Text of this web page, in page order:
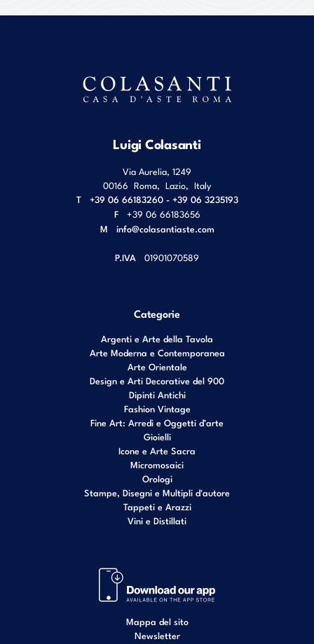
Luigi Colasanti
Via Aurelia, 1249
00166 Roma Lazio Italy
T
+39 06 66183260 - +39 06 3235193
F
+39 06 66183656
M info@colasantiaste.com
P.IVA 01901070589
Categorie
Argenti e Arte della Tavola
Arte Moderna e Contemporanea
Arte Orientale
Design e Arti Decorative del 900
Dipinti Antichi
Fashion Vintage
Fine Art: Arredi e Oggetti d’arte
Gioielli
Icone e Arte Sacra
Micromosaici
Orologi
Stampe, Disegni e Multipli d'autore
Tappeti e Arazzi
Vini e Distillati
Mappa del sito
Newsletter